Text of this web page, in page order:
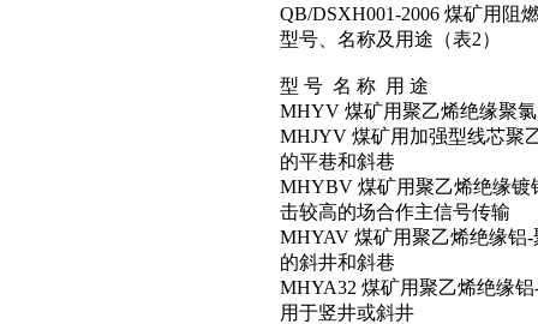
QB/DSXH001-2006 煤矿用阻
型号、名称及用途（表2）
型 号 名 称 用 途
MHYV 煤矿用聚乙烯绝缘聚
MHJYV 煤矿用加强型线芯聚
的平巷和斜巷
MHYBV 煤矿用聚乙烯绝缘镀
击较高的场合作主信号传输
MHYAV 煤矿用聚乙烯绝缘铝
的斜井和斜巷
MHYA32 煤矿用聚乙烯绝缘
用于竖井或斜井